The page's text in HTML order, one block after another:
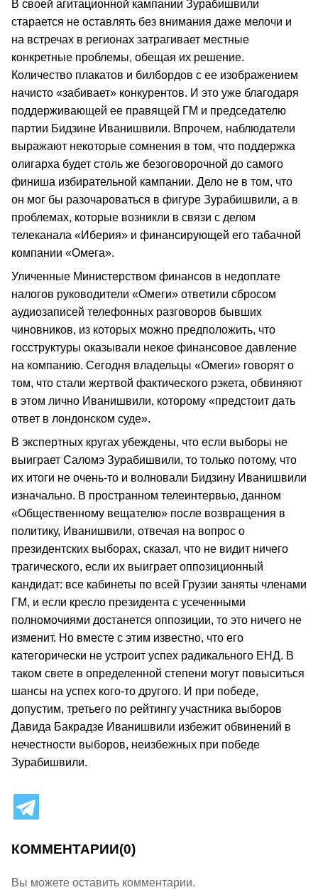
В своей агитационной кампании Зурабишвили
старается не оставлять без внимания даже мелочи и
на встречах в регионах затрагивает местные
конкретные проблемы, обещая их решение.
Количество плакатов и билбордов с ее изображением
начисто «забивает» конкурентов. И это уже благодаря
поддерживающей ее правящей ГМ и председателю
партии Бидзине Иванишвили. Впрочем, наблюдатели
выражают некоторые сомнения в том, что поддержка
олигарха будет столь же безоговорочной до самого
финиша избирательной кампании. Дело не в том, что
он мог бы разочароваться в фигуре Зурабишвили, а в
проблемах, которые возникли в связи с делом
телеканала «Иберия» и финансирующей его табачной
компании «Омега».
Уличенные Министерством финансов в недоплате
налогов руководители «Омеги» ответили сбросом
аудиозаписей телефонных разговоров бывших
чиновников, из которых можно предположить, что
госструктуры оказывали некое финансовое давление
на компанию. Сегодня владельцы «Омеги» говорят о
том, что стали жертвой фактического рэкета, обвиняют
в этом лично Иванишвили, которому «предстоит дать
ответ в лондонском суде».
В экспертных кругах убеждены, что если выборы не
выиграет Саломэ Зурабишвили, то только потому, что
их итоги не очень-то и волновали Бидзину Иванишвили
изначально. В пространном телеинтервью, данном
«Общественному вещателю» после возвращения в
политику, Иванишвили, отвечая на вопрос о
президентских выборах, сказал, что не видит ничего
трагического, если их выиграет оппозиционный
кандидат: все кабинеты по всей Грузии заняты членами
ГМ, и если кресло президента с усеченными
полномочиями достанется оппозиции, то это ничего не
изменит. Но вместе с этим известно, что его
категорически не устроит успех радикального ЕНД. В
таком свете в определенной степени могут повыситься
шансы на успех кого-то другого. И при победе,
допустим, третьего по рейтингу участника выборов
Давида Бакрадзе Иванишвили избежит обвинений в
нечестности выборов, неизбежных при победе
Зурабишвили.
КОММЕНТАРИИ(0)
Вы можете оставить комментарии.